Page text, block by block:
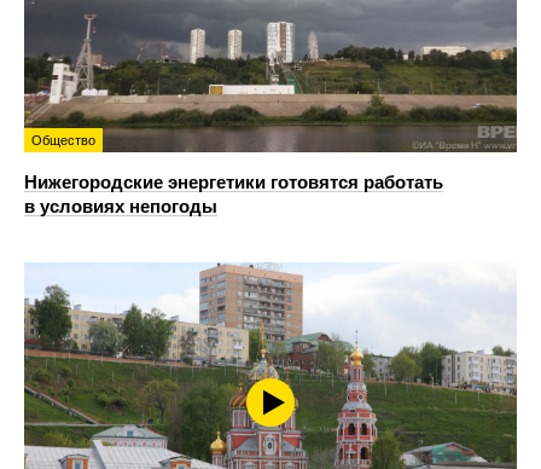
Общество
Нижегородские энергетики готовятся работать
в условиях непогоды